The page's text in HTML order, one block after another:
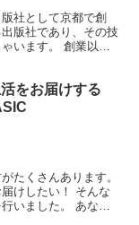
社として京都で創
版社であり、その技
います。 創業以来
をお届けする
たくさんあります。
けしたい！ そんな
いました。 あなた